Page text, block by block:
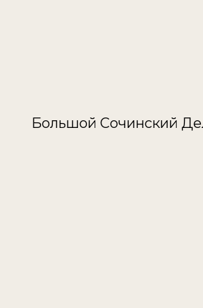
Большой Сочинский